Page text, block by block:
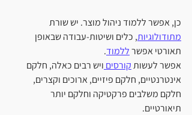
כן, אפשר ללמוד ניהול מוצר. יש שורת
מתודולוגיות, כלים ושיטות-עבודה שבאופן
תאורטי אפשר ללמוד.
אפשר לעשות קורסים ויש רבים כאלה, חלקם
אינטרנטיים, חלקם פיזיים, ארוכים וקצרים,
חלקם משלבים פרקטיקה וחלקם יותר
תיאורטיים.